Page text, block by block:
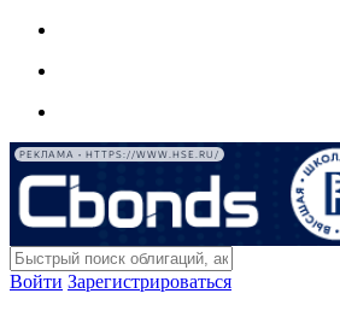
РЕКЛАМА • HTTPS://WWW.HSE.RU/
Войти Зарегистрироваться